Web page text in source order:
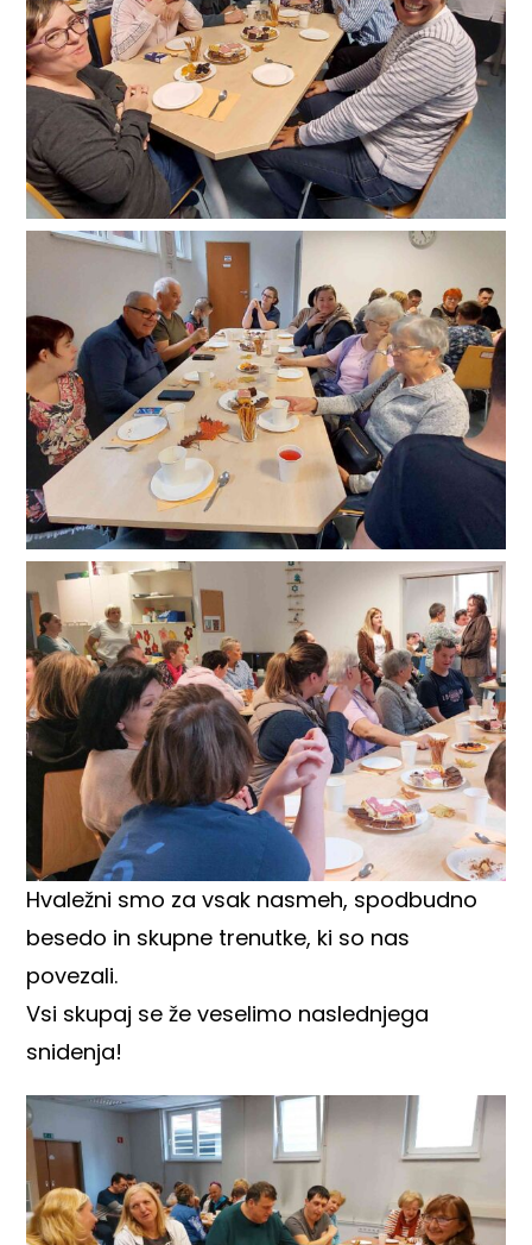
Hvaležni smo za vsak nasmeh, spodbudno
besedo in skupne trenutke, ki so nas
povezali.
Vsi skupaj se že veselimo naslednjega
snidenja!